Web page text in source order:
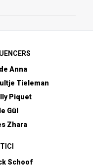
Anna
Tieleman
Piquet
Gül
Zhara
Schoof